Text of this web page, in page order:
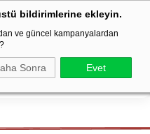
bildirimlerine ekleyin.
ve güncel kampanyalardan
Sonra Evet